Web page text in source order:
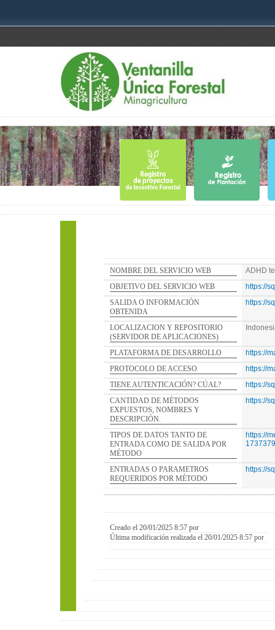
NOMBRE DEL SERVICIO WEB
ADHD
OBJETIVO DEL SERVICIO WEB
https://
SALIDA O INFORMACIÓN
OBTENIDA
https://
LOCALIZACION Y REPOSITORIO
(SERVIDOR DE APLICACIONES)
PLATAFORMA DE DESARROLLO
https://
PROTOCOLO DE ACCESO
https://
TIENE AUTENTICACIÓN? CÚAL?
https://
CANTIDAD DE MÉTODOS
EXPUESTOS, NOMBRES Y
DESCRIPCIÓN.
https://
TIPOS DE DATOS TANTO DE
ENTRADA COMO DE SALIDA POR
MÉTODO
https://
ENTRADAS O PARAMETROS
REQUERIDOS POR MÉTODO
https://
Creado el 20/01/2025 8:57 por
Última modificación realizada el 20/01/2025 8:57 por